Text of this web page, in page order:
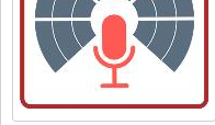
Lista allegati PDF